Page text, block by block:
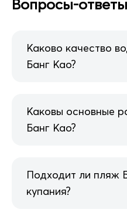
Вопросы-ответы
Каково качество
Банг Као?
Каковы основные
Банг Као?
Подходит ли пляж
купания?